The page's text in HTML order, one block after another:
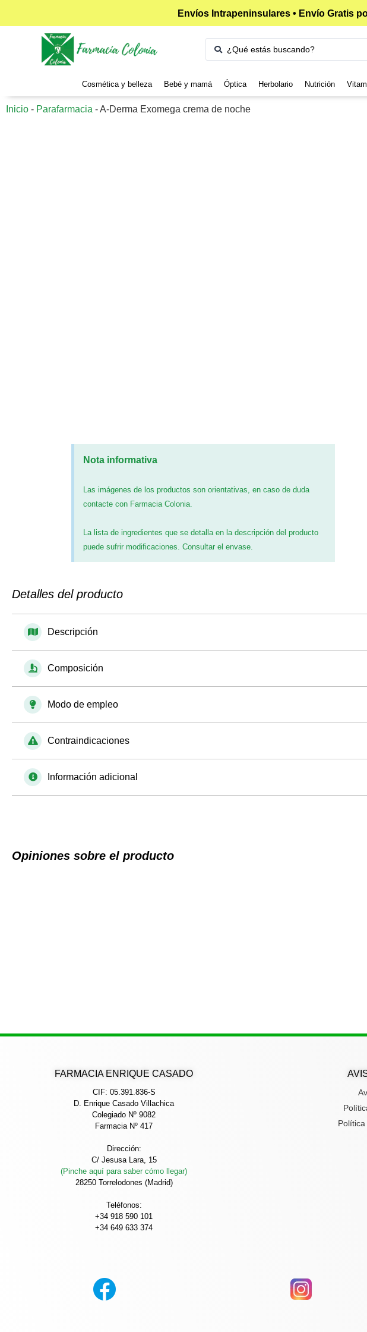
Envíos Intrapeninsulares • Envío Gratis
Cosmética y belleza Bebé y mamá Óptica Herbolario Nutrición
Inicio - Parafarmacia -A-Derma Exomega crema de noche
Nota informativa
Las imágenes de los productos son orientativas, en caso de duda
contacte con Farmacia Colonia.
La lista de ingredientes que se detalla en la descripción del producto
puede sufrir modificaciones. Consultar el envase.
Detalles del producto
Descripción
Composición
Modo de empleo
Contraindicaciones
Información adicional
Opiniones sobre el producto
FARMACIA ENRIQUE CASADO
CIF: 05.391.836-S
D. Enrique Casado Villachica
Colegiado Nº 9082
Farmacia Nº 417
Dirección:
C/ Jesusa Lara, 15
(Pinche aquí para saber cómo llegar)
28250 Torrelodones (Madrid)
Teléfonos:
+34 918 590 101
+34 649 633 374